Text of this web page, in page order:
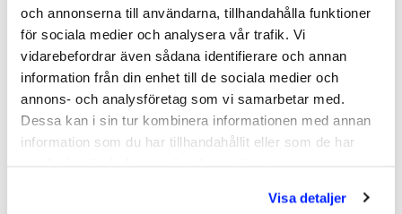
och annonserna till användarna, tillhandahålla funktioner
för sociala medier och analysera vår trafik. Vi
vidarebefordrar även sådana identifierare och annan
information från din enhet till de sociala medier och
annons- och analysföretag som vi samarbetar med.
Dessa kan i sin tur kombinera informationen med annan
information som du har tillhandahållit eller som de har
Visa detaljer
GLÖDLAMPA TILL